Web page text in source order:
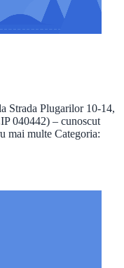
Strada Plugarilor 10-14,
040442) – cunoscut
mai multe Categoria: